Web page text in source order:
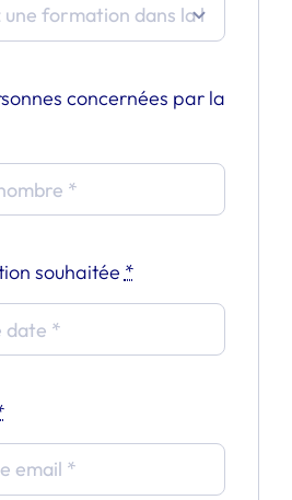
concernées par la
souhaitée *